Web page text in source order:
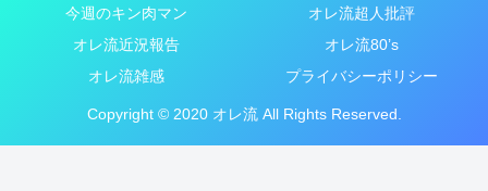
今週のキン肉マン
オレ流超人批評
オレ流近況報告
オレ流80’s
オレ流雑感
プライバシーポリシー
Copyright © 2020 オレ流 All Rights Reserved.